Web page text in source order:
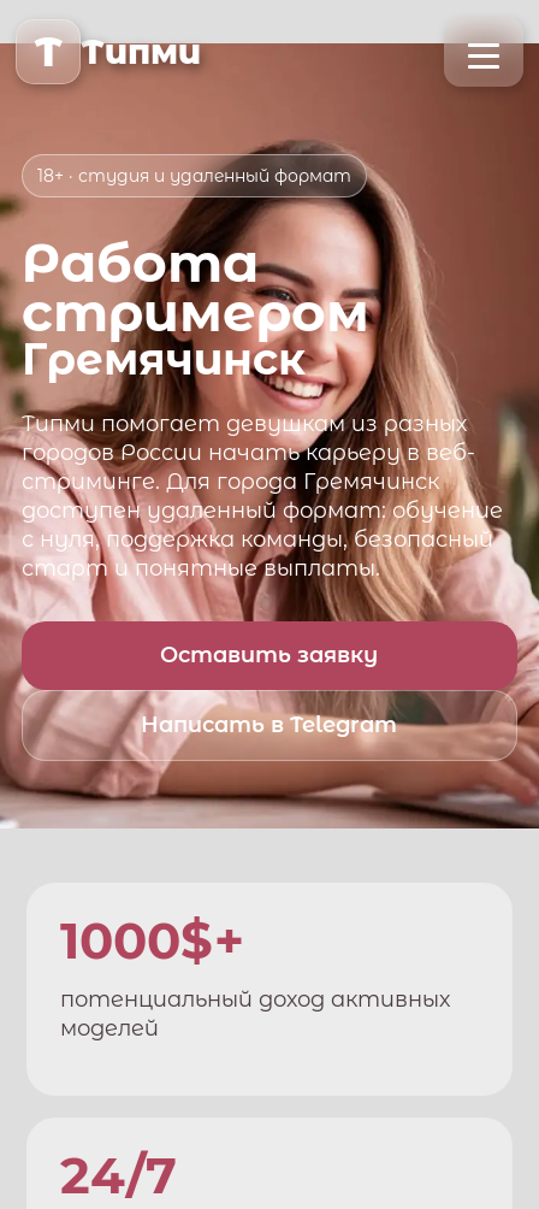
T Типми
18+ · студия и удаленный формат
Работа
стримером
Гремячинск
Типмипомогает девушкам из разных
городов России начать карьеру в веб-
стриминге. Для города Гремячинск
доступен удаленный формат: обучение
с нуля, поддержка команды, безопасный
старт и понятные выплаты.
Оставить заявку
Написать в Telegram
1000$+
потенциальный доход активных
моделей
24/7